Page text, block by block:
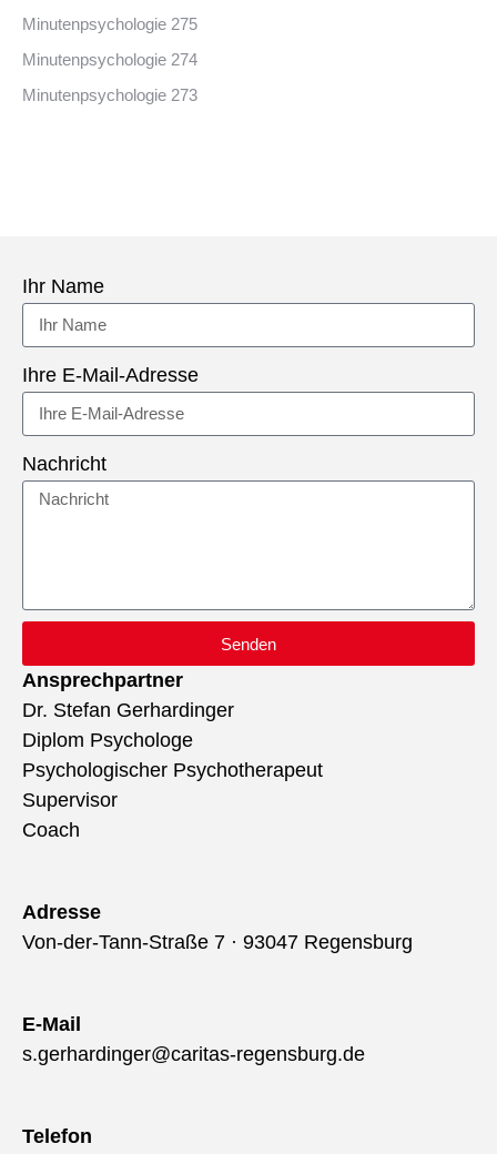
Minutenpsychologie 275
Minutenpsychologie 274
Minutenpsychologie 273
Ihr Name
Ihre E-Mail-Adresse
Nachricht
Senden
Ansprechpartner
Dr. Stefan Gerhardinger
Diplom Psychologe
Psychologischer Psychotherapeut
Supervisor
Coach
Adresse
Von-der-Tann-Straße 7 · 93047 Regensburg
E-Mail
s.gerhardinger@caritas-regensburg.de
Telefon